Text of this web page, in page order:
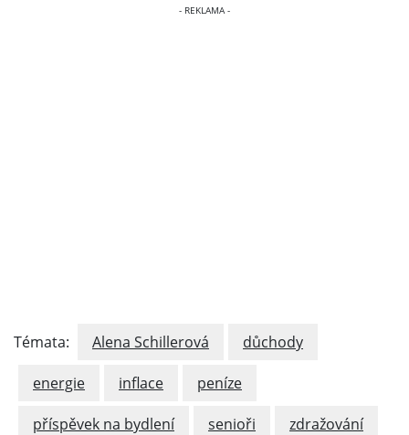
Témata: Alena Schillerová důchody
energie inflace peníze
příspěvek na bydlení senioři zdražování